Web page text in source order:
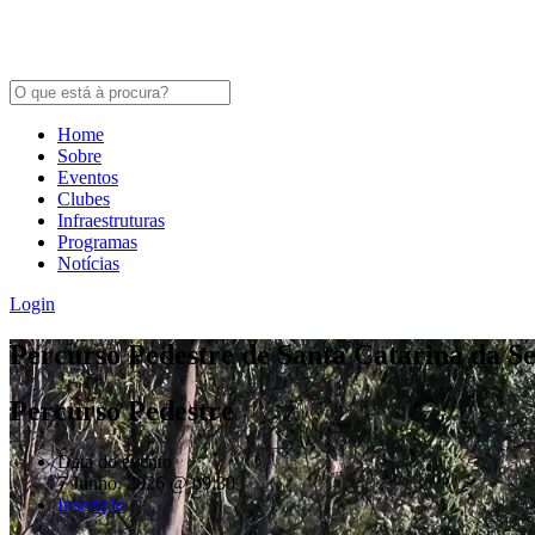
Home
Sobre
Eventos
Clubes
Infraestruturas
Programas
Notícias
Login
Percurso Pedestre de Santa Catarina da
Percurso Pedestre
Data do evento
7 Junho, 2026 @ 09:30
Inscrição